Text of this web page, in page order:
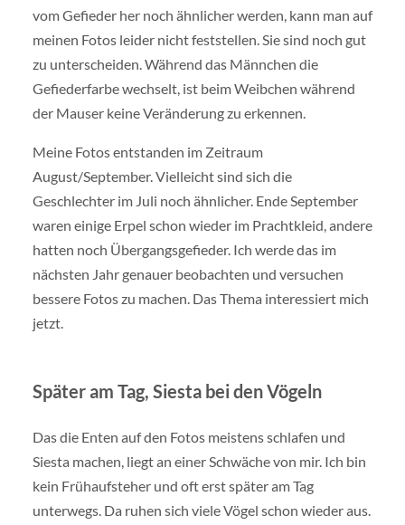
vom Gefieder her noch ähnlicher werden, kann man auf
meinen Fotos leider nicht feststellen. Sie sind noch gut
zu unterscheiden. Während das Männchen die
Gefiederfarbe wechselt, ist beim Weibchen während
der Mauser keine Veränderung zu erkennen.
Meine Fotos entstanden im Zeitraum
August/September. Vielleicht sind sich die
Geschlechter im Juli noch ähnlicher. Ende September
waren einige Erpel schon wieder im Prachtkleid, andere
hatten noch Übergangsgefieder. Ich werde das im
nächsten Jahr genauer beobachten und versuchen
bessere Fotos zu machen. Das Thema interessiert mich
jetzt.
Später am Tag, Siesta bei den Vögeln
Das die Enten auf den Fotos meistens schlafen und
Siesta machen, liegt an einer Schwäche von mir. Ich bin
kein Frühaufsteher und oft erst später am Tag
unterwegs. Da ruhen sich viele Vögel schon wieder aus.